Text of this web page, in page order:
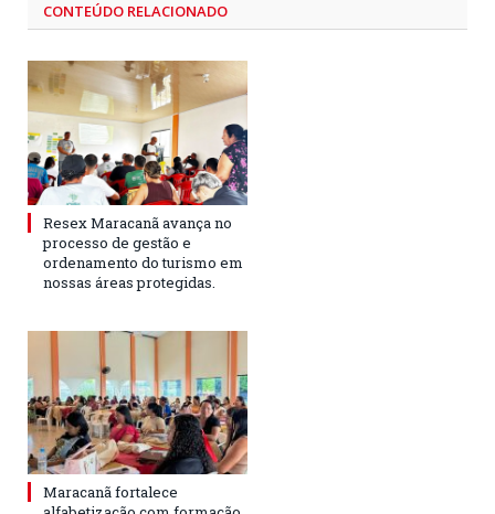
CONTEÚDO RELACIONADO
Resex Maracanã avança no
processo de gestão e
ordenamento do turismo em
nossas áreas protegidas.
Maracanã fortalece